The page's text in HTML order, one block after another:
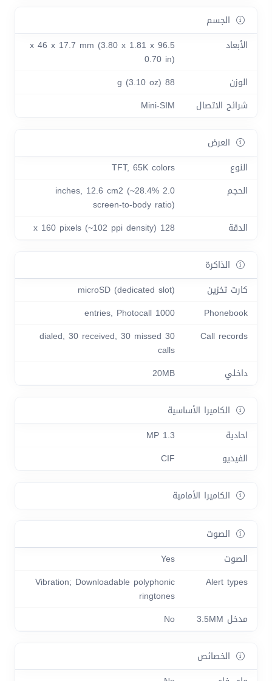
الجسم
الأبعاد
96.5 x 46 x 17.7 mm (3.80 x 1.81 x
0.70 in)
الوزن
88 g (3.10 oz)
شرائح الاتصال
Mini-SIM
العرض
النوع
TFT, 65K colors
الحجم
2.0 inches, 12.6 cm2 (~28.4%
screen-to-body ratio)
الدقة
128 x 160 pixels (~102 ppi density)
الذاكرة
كارت تخزين
microSD (dedicated slot)
Phonebook
1000 entries, Photocall
Call records
30 dialed, 30 received, 30 missed
calls
داخلي
20MB
الكاميرا الأساسية
احادية
1.3 MP
الفيديو
CIF
الكاميرا الأمامية
الصوت
الصوت
Yes
Alert types
Vibration; Downloadable polyphonic
ringtones
مدخل 3.5MM
No
الخصائص